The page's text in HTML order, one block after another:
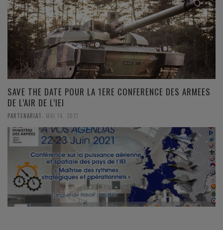
SAVE THE DATE POUR LA 1ERE CONFERENCE DES ARMEES
DE L’AIR DE L’IEI
PARTENARIAT MAI 14, 2021